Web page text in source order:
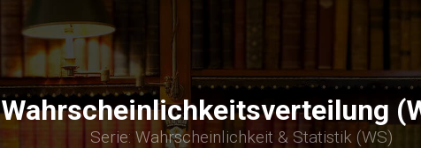
Wahrscheinlichkeitsverteilung
Serie: Wahrscheinlichkeit & Statistik (WS)